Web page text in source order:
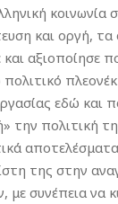
κοινωνία
και οργή, τα
αξιοποίησε
εδώ και
την πολιτική
της στην
με συνέπεια να